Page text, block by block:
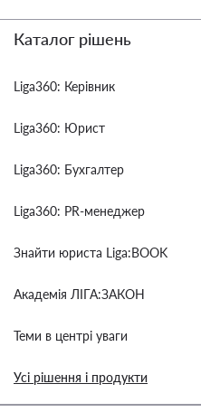
Каталог рішень
Liga360: Керівник
Liga360: Юрист
Liga360: Бухгалтер
Liga360: PR-менеджер
Знайти юриста Liga:BOOK
Академія ЛІГА:ЗАКОН
Теми в центрі уваги
Усі рішення і продукти